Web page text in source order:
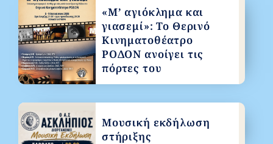
«Μ’ αγιόκλημα και
γιασεμί»: Το Θερινό
Κινηματοθέατρο
ΡΟΔΟΝ ανοίγει τις
πόρτες του
Μουσική εκδήλωση
στήριξης